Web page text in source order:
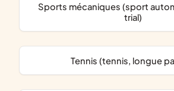
Sports mécaniques (sport automobile, moto,
trial)
Tennis (tennis, longue